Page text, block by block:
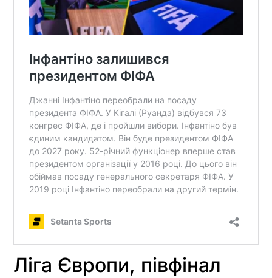
Ліга Європи, півфінал